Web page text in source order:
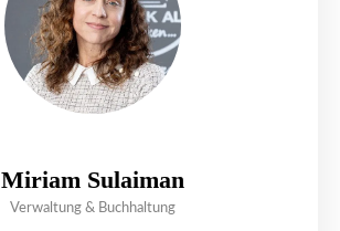
Miriam Sulaiman
Verwaltung & Buchhaltung